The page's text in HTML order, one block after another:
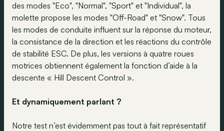
des modes "Eco", "Normal", "Sport" et "Individual", la
molette propose les modes "Off-Road" et "Snow". Tous
les modes de conduite influent sur la réponse du moteur,
la consistance de la direction et les réactions du contrôle
de stabilité ESC. De plus, les versions à quatre roues
motrices obtiennent également la fonction d’aide à la
descente « Hill Descent Control ».
Et dynamiquement parlant ?
Notre test n’est évidemment pas tout à fait représentatif